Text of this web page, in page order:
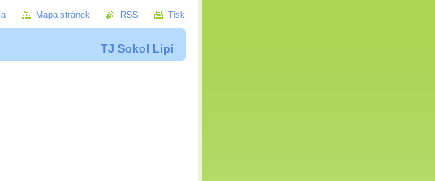
TJ Sokol Lipí
Mapa stránek RSS Tisk